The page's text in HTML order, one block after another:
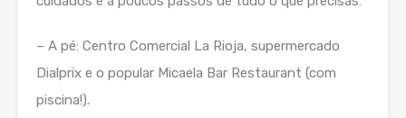
– A pé: Centro Comercial La Rioja, supermercado
Dialprix e o popular Micaela Bar Restaurant (com
piscina!).